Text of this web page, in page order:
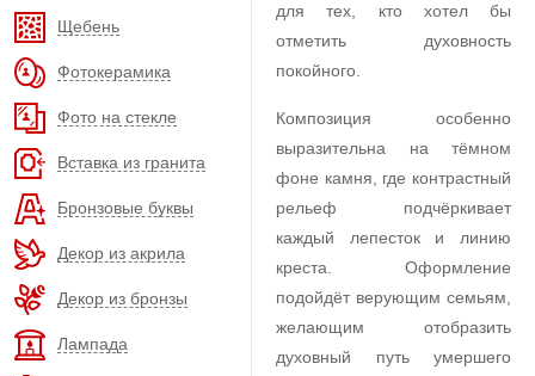
Щебень
Фотокерамика
Фото на стекле
Вставка из гранита
Бронзовые буквы
Декор из акрила
Декор из бронзы
Лампада
для тех, кто хотел бы
отметить духовность
покойного.
Композиция особенно
выразительна на тёмном
фоне камня, где контрастный
рельеф подчёркивает
каждый лепесток и линию
креста. Оформление
подойдёт верующим семьям,
желающим отобразить
духовный путь умершего